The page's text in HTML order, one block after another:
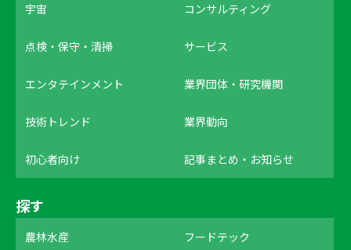
宇宙 コンサルティング
点検・保守・清掃 サービス
エンタテインメント 業界団体・研究機関
技術トレンド 業界動向
初心者向け 記事まとめ・お知らせ
探す
農林水産 フードテック